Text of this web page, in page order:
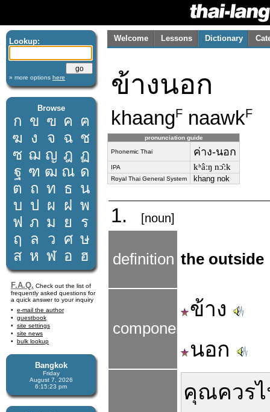
Lookup:
» more options here
Browse
ก ข ฃ ค ฅ
ฆ ง จ ฉ ช
ซ ฌ ญ ฎ ฏ
ฐ ฑ ฒ ณ ด
ต ถ ท ธ น
บ ป ผ ฝ พ
ฟ ภ ม ย
ร
ฤ
ล ว ศ ษ
ส ห ฬ อ ฮ
F.A.Q. Check out the list of
frequently asked questions for
a quick answer to your inquiry
e-mail the author
guestbook
site settings
site news
bulk lookup
Bangkok
Friday
August 7, 2026
6:15:23 pm
Welcome Lessons Dictionary
ข้างนอก
khaangF naawkF
pronunciation guide
Phonemic Thai ค่าง-นอก
IPA kʰâːŋ nɔ̂ːk
Royal Thai General System khang nok
1. [noun]
definition the outside
components
ข้าง
นอก
คุณควร